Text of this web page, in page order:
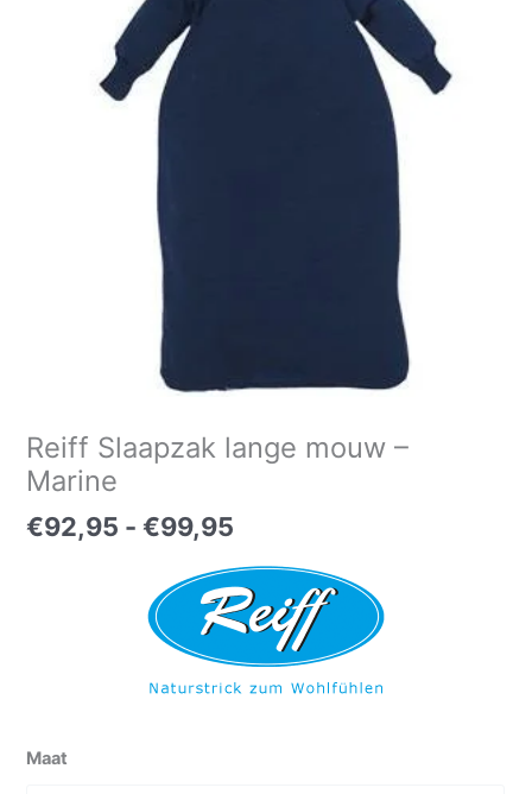
Reiff Slaapzak lange mouw –
Marine
€92,95 - €99,95
Maat